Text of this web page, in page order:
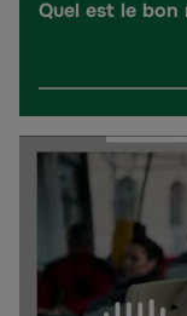
Quel est le